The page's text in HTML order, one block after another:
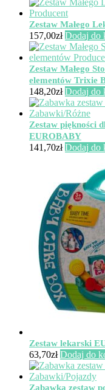
Zestaw Małego
157,00zł Dodaj do
Zestaw Małego
elementów Trixie
148,20zł Dodaj do
Zestaw piękności
EUROBABY
141,70zł Dodaj do
Zestaw lekarski
63,70zł Dodaj do
Zabawka zestaw